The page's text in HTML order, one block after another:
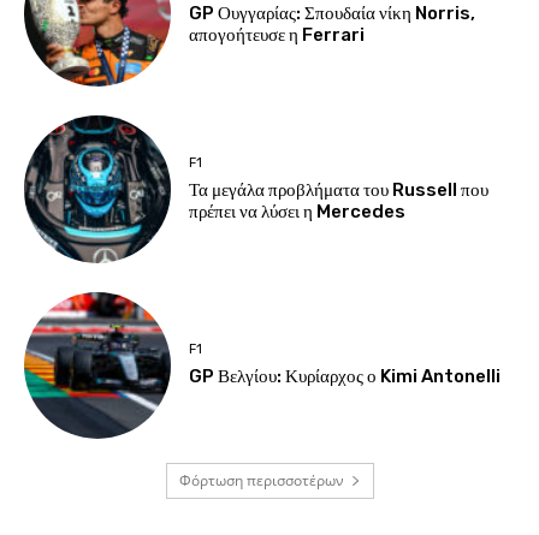
GP Ουγγαρίας: Σπουδαία νίκη Norris,
απογοήτευσε η Ferrari
F1
Τα μεγάλα προβλήματα του Russell που
πρέπει να λύσει η Mercedes
F1
GP Βελγίου: Κυρίαρχος ο Kimi Antonelli
Φόρτωση περισσοτέρων